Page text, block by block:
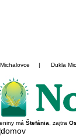
Michalovce | Dukla
má Štefánia , zajtra